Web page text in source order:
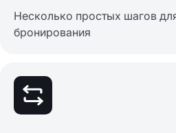
Несколько простых шагов
бронирования